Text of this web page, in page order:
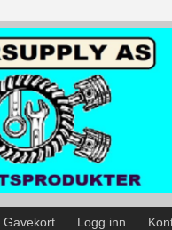
Gavekort Logg inn